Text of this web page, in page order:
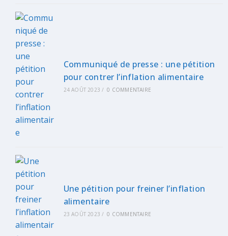
Communiqué de presse : une pétition
pour contrer l’inflation alimentaire
24 AOÛT 2023 / 0 COMMENTAIRE
Une pétition pour freiner l’inflation
alimentaire
23 AOÛT 2023 / 0 COMMENTAIRE